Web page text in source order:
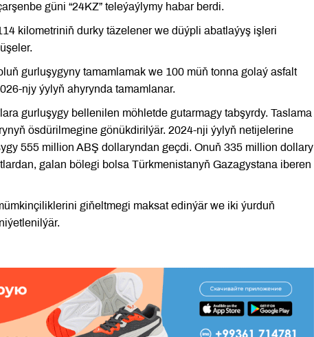
güni “24KZ” teleýaýlymy habar berdi.
kilometriniň durky täzelener we düýpli abatlaýyş işleri
gurluşygyny tamamlamak we 100 müň tonna golaý asfalt
njy ýylyň ahyrynda tamamlanar.
gurluşygy bellenilen möhletde gutarmagy tabşyrdy. Taslama
ösdürilmegine gönükdirilýär. 2024-nji ýylyň netijelerine
555 million ABŞ dollaryndan geçdi. Onuň 335 million dollary
galan bölegi bolsa Türkmenistanyň Gazagystana iberen
giňeltmegi maksat edinýär we iki ýurduň